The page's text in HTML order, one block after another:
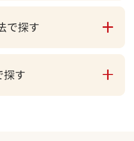
で探す
探す